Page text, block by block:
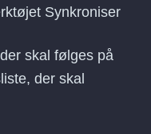
Synkroniser
skal følges på
der skal